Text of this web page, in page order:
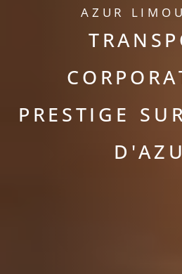
AZUR
PRESTIGE